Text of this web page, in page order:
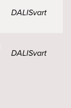
DALISvart
DALISvart